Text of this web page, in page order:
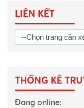
LIÊN KẾT
THỐNG KÊ
Đang online: